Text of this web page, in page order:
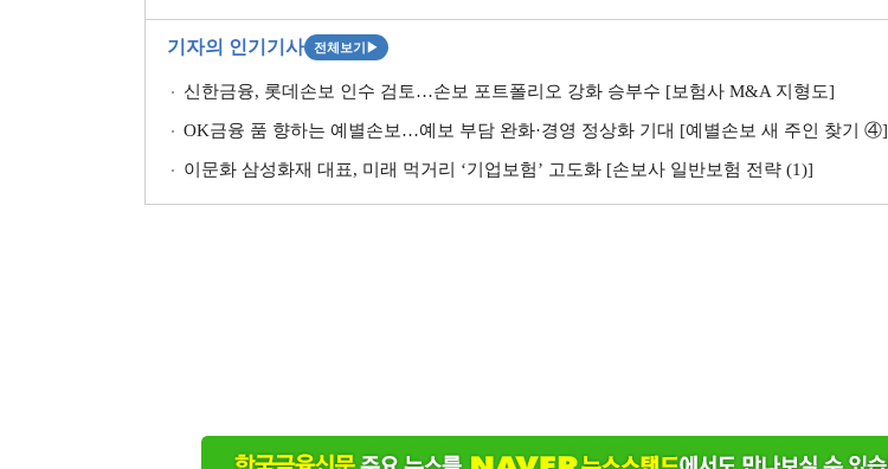
기자의 인기기사 전체보기 ▶
신한금융, 롯데손보 인수 검토…손보 포트폴리오 강화 승부수 [보험사 M&A 지형도]
OK금융 품 향하는 예별손보…예보 부담 완화·경영 정상화 기대 [예별손보 새 주인 찾기 ④]
이문화 삼성화재 대표, 미래 먹거리 ‘기업보험’ 고도화 [손보사 일반보험 전략 (1)]